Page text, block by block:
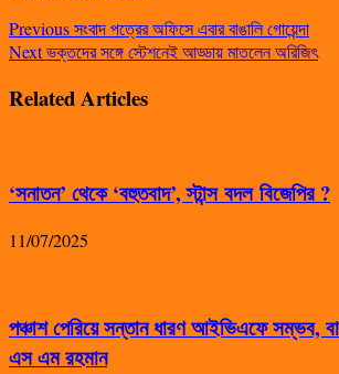
Previousসংবাদ পত্রের অফিসে এবার বাঙালি গোয়েন্দা
Nextভক্তদের সঙ্গে স্টেশনেই আড্ডায় মাতলেন অরিজিৎ
Related Articles
‘সনাতন’ থেকে ‘বহুতবাদ’, স্টান্স বদল বিজেপির ?
11/07/2025
পঞ্চাশ পেরিয়ে সন্তান ধারণ আইভিএফে সম্ভব,
এস এম রহমান